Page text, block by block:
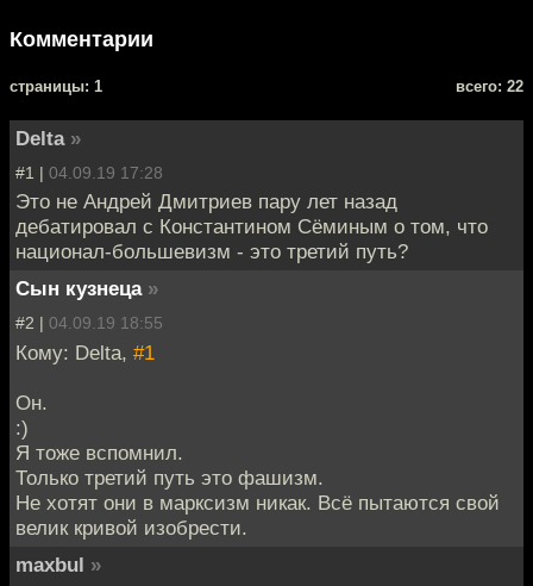
Комментарии
cтраницы: 1 всего: 22
Delta »
#1 | 04.09.19 17:28
Это не Андрей Дмитриев пару лет назад
дебатировал с Константином Сёминым о том, что
национал-большевизм - это третий путь?
Сын кузнеца »
#2 | 04.09.19 18:55
Кому: Delta, #1
Он.
:)
Я тоже вспомнил.
Только третий путь это фашизм.
Не хотят они в марксизм никак. Всё пытаются свой
велик кривой изобрести.
maxbul »